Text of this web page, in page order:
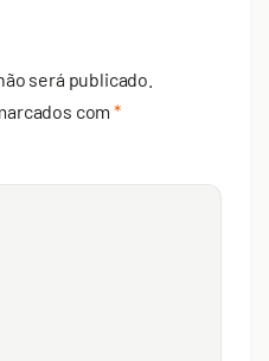
será publicado.
com*